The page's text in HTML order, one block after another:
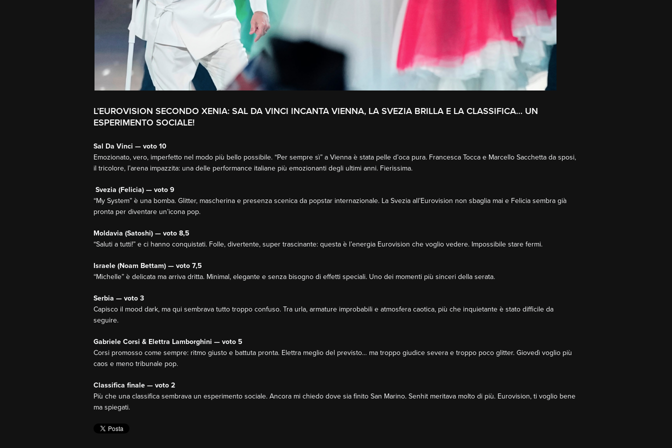
L’EUROVISION SECONDO XENIA: SAL DA VINCI INCANTA VIENNA, LA SVEZIA BRILLA E LA CLASSIFICA… UN
ESPERIMENTO SOCIALE!
Sal Da Vinci — voto 10
Emozionato, vero, imperfetto nel modo più bello possibile. “Per sempre sì” a Vienna è stata pelle d’oca pura. Francesca Tocca e Marcello Sacchetta da sposi,
il tricolore, l’arena impazzita: una delle performance italiane più emozionanti degli ultimi anni. Fierissima.
Svezia (Felicia) — voto 9
“My System” è una bomba. Glitter, mascherina e presenza scenica da popstar internazionale. La Svezia all’Eurovision non sbaglia mai e Felicia sembra già
pronta per diventare un’icona pop.
Moldavia (Satoshi) — voto 8,5
“Saluti a tutti!” e ci hanno conquistati. Folle, divertente, super trascinante: questa è l’energia Eurovision che voglio vedere. Impossibile stare fermi.
Israele (Noam Bettam) — voto 7,5
“Michelle” è delicata ma arriva dritta. Minimal, elegante e senza bisogno di effetti speciali. Uno dei momenti più sinceri della serata.
Serbia — voto 3
Capisco il mood dark, ma qui sembrava tutto troppo confuso. Tra urla, armature improbabili e atmosfera caotica, più che inquietante è stato difficile da
seguire.
Gabriele Corsi & Elettra Lamborghini — voto 5
Corsi promosso come sempre: ritmo giusto e battuta pronta. Elettra meglio del previsto… ma troppo giudice severa e troppo poco glitter. Giovedì voglio più
caos e meno tribunale pop.
Classifica finale — voto 2
Più che una classifica sembrava un esperimento sociale. Ancora mi chiedo dove sia finito San Marino. Senhit meritava molto di più. Eurovision, ti voglio bene
ma spiegati.